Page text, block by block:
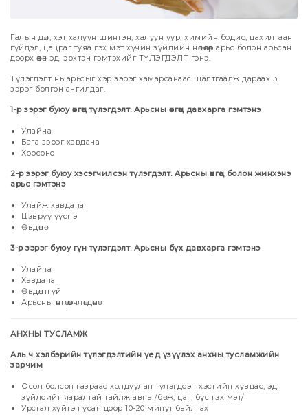
Галын дөл, хэт халуун шингэн, халуун уур, химийн бодис, цахилгаан
гүйдэл, цацраг туяа гэх мэт хүчин зүйлийн нөлөөгөөр арьс болон арьсан
доорх өөхөн эд, эрхтэн гэмтэхийг ТҮЛЭГДЭЛТ гэнэ.
Түлэгдэлт нь арьсыг хэр зэрэг хамарсанаас шалтгаалж дараах 3
зэрэг болгон ангилдаг.
1-р зэрэг буюу өнгөц түлэгдэлт. Арьсны өнгөц давхарга гэмтэнэ
Улайна
Бага зэрэг хавдана
Хорсоно
2-р зэрэг буюу хэсэгчилсэн түлэгдэлт. Арьсны өнгөц болон жинхэнэ
арьс гэмтэнэ
Улайж хавдана
Цэврүү үүснэ
Өвдөнө
3-р зэрэг буюу гүн түлэгдэлт. Арьсны бүх давхарга гэмтэнэ
Улайна
Хавдана
Өвдөлтгүй
Арьсны өнгө өөрчлөгдөнө
АНХНЫ ТУСЛАМЖ
Аль ч хэлбэрийн түлэгдэлтийн үед үзүүлэх анхны тусламжийн
зарчим
Осол болсон газраас холдуулан түлэгдсэн хэсгийн хувцас, эд
зүйлсийг яаралтай тайлж авна /бөгж, цаг, бүс гэх мэт/
Урсгал хүйтэн усан доор 10-20 минут байлгах